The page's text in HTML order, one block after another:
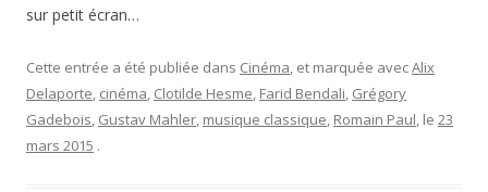
sur petit écran…
Cette entrée a été publiée dans Cinéma, et marquée avecAlix
Delaporte, cinéma, Clotilde Hesme, Farid Bendali, Grégory
Gadebois, Gustav Mahler, musique classique, Romain Paul, le 23
mars 2015 .